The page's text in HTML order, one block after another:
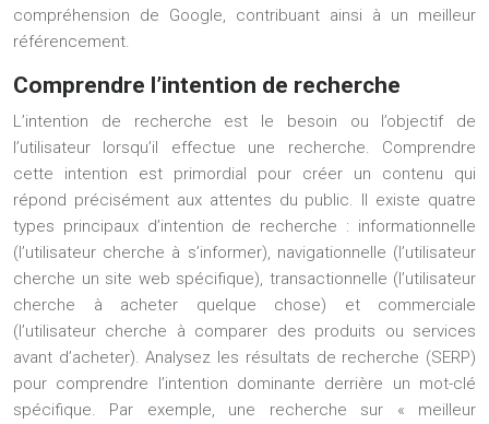
compréhension de Google, contribuant ainsi à un meilleur
référencement.
Comprendre l’intention de recherche
L’intention de recherche est le besoin ou l’objectif de
l’utilisateur lorsqu’il effectue une recherche. Comprendre
cette intention est primordial pour créer un contenu qui
répond précisément aux attentes du public. Il existe quatre
types principaux d’intention de recherche : informationnelle
(l’utilisateur cherche à s’informer), navigationnelle (l’utilisateur
cherche un site web spécifique), transactionnelle (l’utilisateur
cherche à acheter quelque chose) et commerciale
(l’utilisateur cherche à comparer des produits ou services
avant d’acheter). Analysez les résultats de recherche (SERP)
pour comprendre l’intention dominante derrière un mot-clé
spécifique. Par exemple, une recherche sur « meilleur